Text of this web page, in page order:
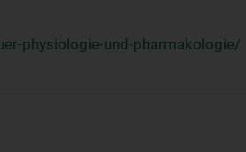
physiologie-und-pharmakologie/